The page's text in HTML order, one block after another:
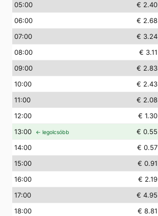
05:00 € 2.40
06:00 € 2.68
07:00 € 3.24
08:00 € 3.11
09:00 € 2.83
10:00 € 2.43
11:00 € 2.08
12:00 € 1.30
13:00 ← legolcsóbb € 0.55
14:00 € 0.57
15:00 € 0.91
16:00 € 2.19
17:00 € 4.95
18:00 € 8.81